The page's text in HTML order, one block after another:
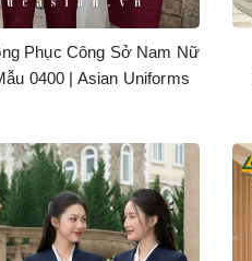
Phục Công Sở Nam Nữ
0400 | Asian Uniforms